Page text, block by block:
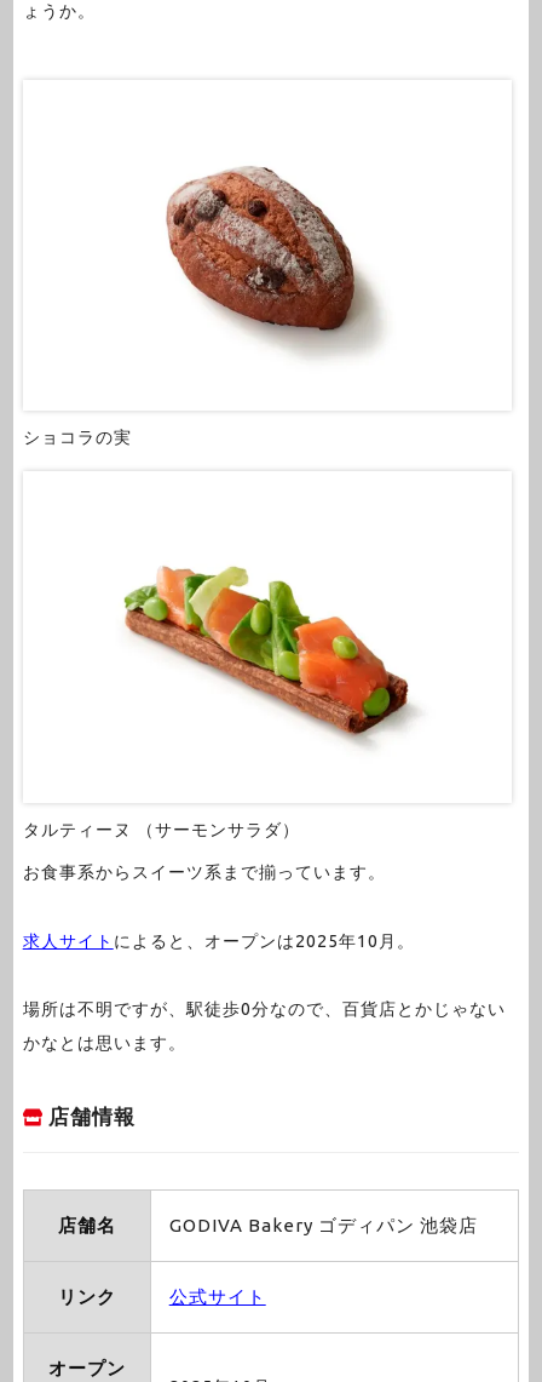
ょうか。
ショコラの実
タルティーヌ （サーモンサラダ）
お食事系からスイーツ系まで揃っています。
求人サイト によると、オープンは2025年10月。
場所は不明ですが、駅徒歩0分なので、百貨店とかじゃない
かなとは思います。
店舗情報
店舗名 GODIVA Bakery ゴディパン 池袋店
リンク 公式サイト
オープン